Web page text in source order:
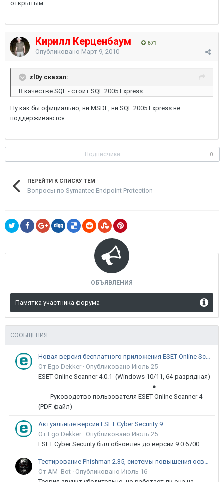
открытым...
Кирилл Керценбаум 671
Опубликовано Март 9, 2010
zl0y сказал:
В качестве SQL - стоит SQL 2005 Express
Ну как бы официально, ни MSDE, ни SQL 2005 Express не
поддерживаются
Подписчики 0
ПЕРЕЙТИ К СПИСКУ ТЕМ
Вопросы по Symantec Endpoint Protection
ОБЪЯВЛЕНИЯ
Памятка участника форума
СООБЩЕНИЯ
Новая версия бесплатного приложения ESET Online Scanner доступна пользователям
От Ego Dekker · Опубликовано Июль 25
ESET Online Scanner 4.0.1 (Windows 10/11, 64-разрядная)
●
Руководство пользователя ESET Online Scanner 4
(PDF-файл)
Актуальные версии ESET Cyber Security 9
От Ego Dekker · Опубликовано Июль 25
ESET Cyber Security был обновлён до версии 9.0.6700.
Тестирование Phishman 2.35, системы повышения осведомлённости пользователей в сфере ИБ
От AM_Bot · Опубликовано Июль 16